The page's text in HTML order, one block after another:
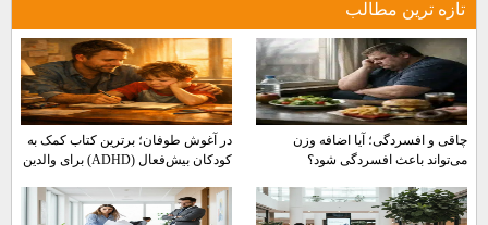
تازه ترين مطالب
چاقی و افسردگی؛ آیا اضافه وزن
می‌تواند باعث افسردگی شود؟
در آغوش طوفان؛ برترین کتاب کمک به
کودکان بیش‌فعال (ADHD) برای والدین